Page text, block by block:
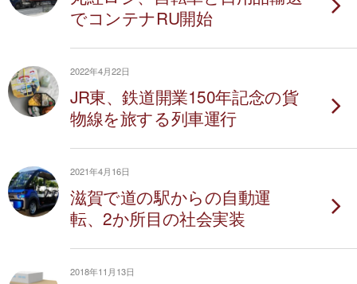
でコンテナRU開始
2022年4月22日
JR東、鉄道開業150年記念の貨
物線を旅する列車運行
2021年4月16日
滋賀で道の駅からの自動運
転、2か所目の社会実装
2018年11月13日